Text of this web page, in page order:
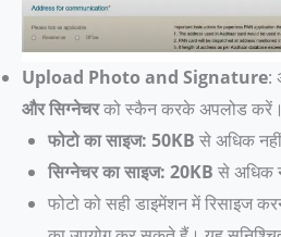
Upload Photo and Signature:
और सिग्नेचरको स्कैन करके अपलोड करें।
फोटो का साइज: 50KB से अधिक नहीं
सिग्नेचर का साइज: 20KB से अधिक
फोटो को सही डाइमेंशन में रिसाइज